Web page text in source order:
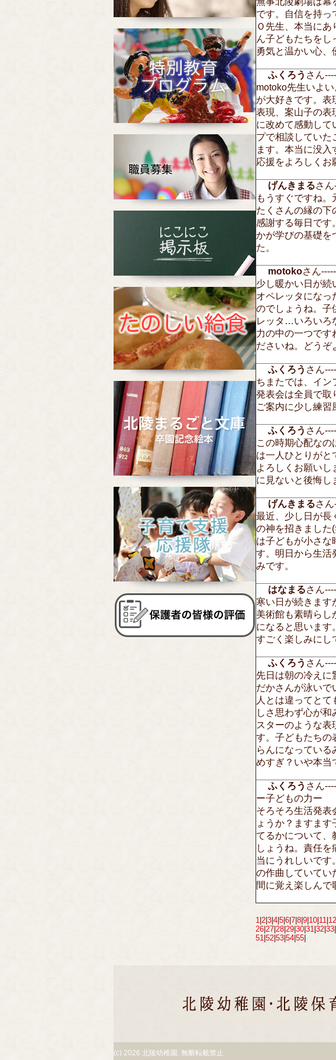
です。自信を持っ
Ｏ先生、本当に
ん子どもたちをし
勇気と温かい心、
ふくろう さん
motoko先生いよ
が大好きです。表
表現、案山子の表
に改めて感動して
プで相談していた
ます。本当に没
応援をよろしくお
げんきまるさ
もうすぐですね
たくさんの縁の下
感謝する毎日です
かが学びの基礎を
た。
motokoさん
少し暖かい日が続
オペレッタになっ
のでしょうね。子
レッタ…いろいろ
力の中の一つです
ださいね。どうぞ
ふくろう さん
ちまたでは、イン
発表会は全員で取
ご案内に少し練習
ふくろう さん
この時期心配なの
は一人ひとりがと
よろしくお願い
に見ないと後悔し
げんきまるさ
最近、少し日が長
の神を招きました
は子どもが小さな
す。明日から生活
みです。
はなまるさん
寒い日が続きます
美術館も素晴らし
になると思います。
すごく楽しみにし
ふくろう さん
先日は朝の冷えに
だかさんが泳いで
人とは違ってと
しさ思わず心が
スターのような表
す。子どもたちの
らんになってい
めすぎ？いや本当
ふくろう さん
ー子どもの力ー
そろそろ生活発表
ょうか？ますま
てるかについて、
しょうね。責任
当にうれしいです
の作曲していてい
間に覚え楽しんで
1 2 3 4 5 6 7 8 9 10 11 12
26 27 28 29 30 31 32 33
51 52 53 54 55
(c) 2026 北陵幼稚園. 無断転載禁止